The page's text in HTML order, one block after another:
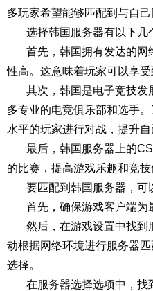
多玩家希望能够匹配到与自
选择韩国服务器有以下几
首先，韩国拥有发达的网
性高。这意味着玩家可以享
其次，韩国是电子竞技发
多专业的电竞俱乐部和选手
水平的玩家进行对战，提升自
最后，韩国服务器上的
的比赛，提高游戏乐趣和竞技
要匹配到韩国服务器，可
首先，确保游戏客户端为
然后，在游戏设置中找到
动根据网络环境进行服务器
选择。
在服务器选择选项中，找